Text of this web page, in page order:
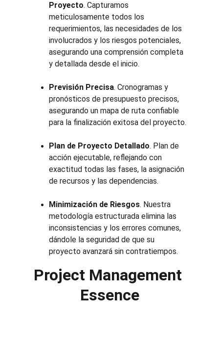
Proyecto. Capturamos
meticulosamente todos los
requerimientos, las necesidades de los
involucrados y los riesgos potenciales,
asegurando una comprensión completa
y detallada desde el inicio.
Previsión Precisa. Cronogramas y
pronósticos de presupuesto precisos,
asegurando un mapa de ruta confiable
para la finalización exitosa del proyecto.
Plan de Proyecto Detallado. Plan de
acción ejecutable, reflejando con
exactitud todas las fases, la asignación
de recursos y las dependencias.
Minimización de Riesgos. Nuestra
metodología estructurada elimina las
inconsistencias y los errores comunes,
dándole la seguridad de que su
proyecto avanzará sin contratiempos.
Project Management
Essence